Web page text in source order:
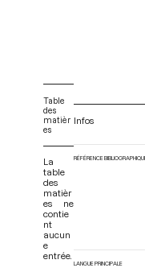
Table
des
matièr
es
La
table
des
matièr
es ne
contie
nt
aucun
e
entrée.
Infos
RÉFÉRENCE
LANGUE PRINCIPALE